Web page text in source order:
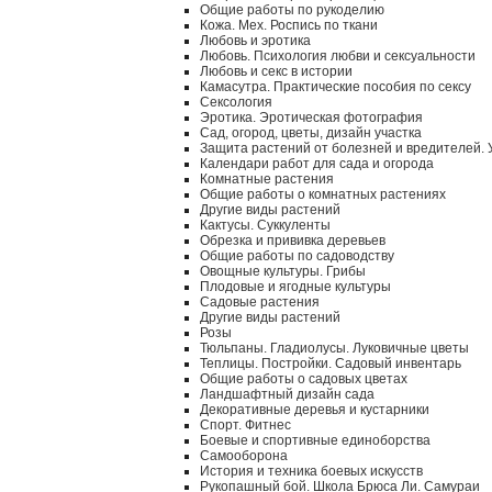
Общие работы по рукоделию
Кожа. Мех. Роспись по ткани
Любовь и эротика
Любовь. Психология любви и сексуальности
Любовь и секс в истории
Камасутра. Практические пособия по сексу
Сексология
Эротика. Эротическая фотография
Сад, огород, цветы, дизайн участка
Защита растений от болезней и вредителей.
Календари работ для сада и огорода
Комнатные растения
Общие работы о комнатных растениях
Другие виды растений
Кактусы. Суккуленты
Обрезка и прививка деревьев
Общие работы по садоводству
Овощные культуры. Грибы
Плодовые и ягодные культуры
Садовые растения
Другие виды растений
Розы
Тюльпаны. Гладиолусы. Луковичные цветы
Теплицы. Постройки. Садовый инвентарь
Общие работы о садовых цветах
Ландшафтный дизайн сада
Декоративные деревья и кустарники
Спорт. Фитнес
Боевые и спортивные единоборства
Самооборона
История и техника боевых искусств
Рукопашный бой. Школа Брюса Ли. Самураи